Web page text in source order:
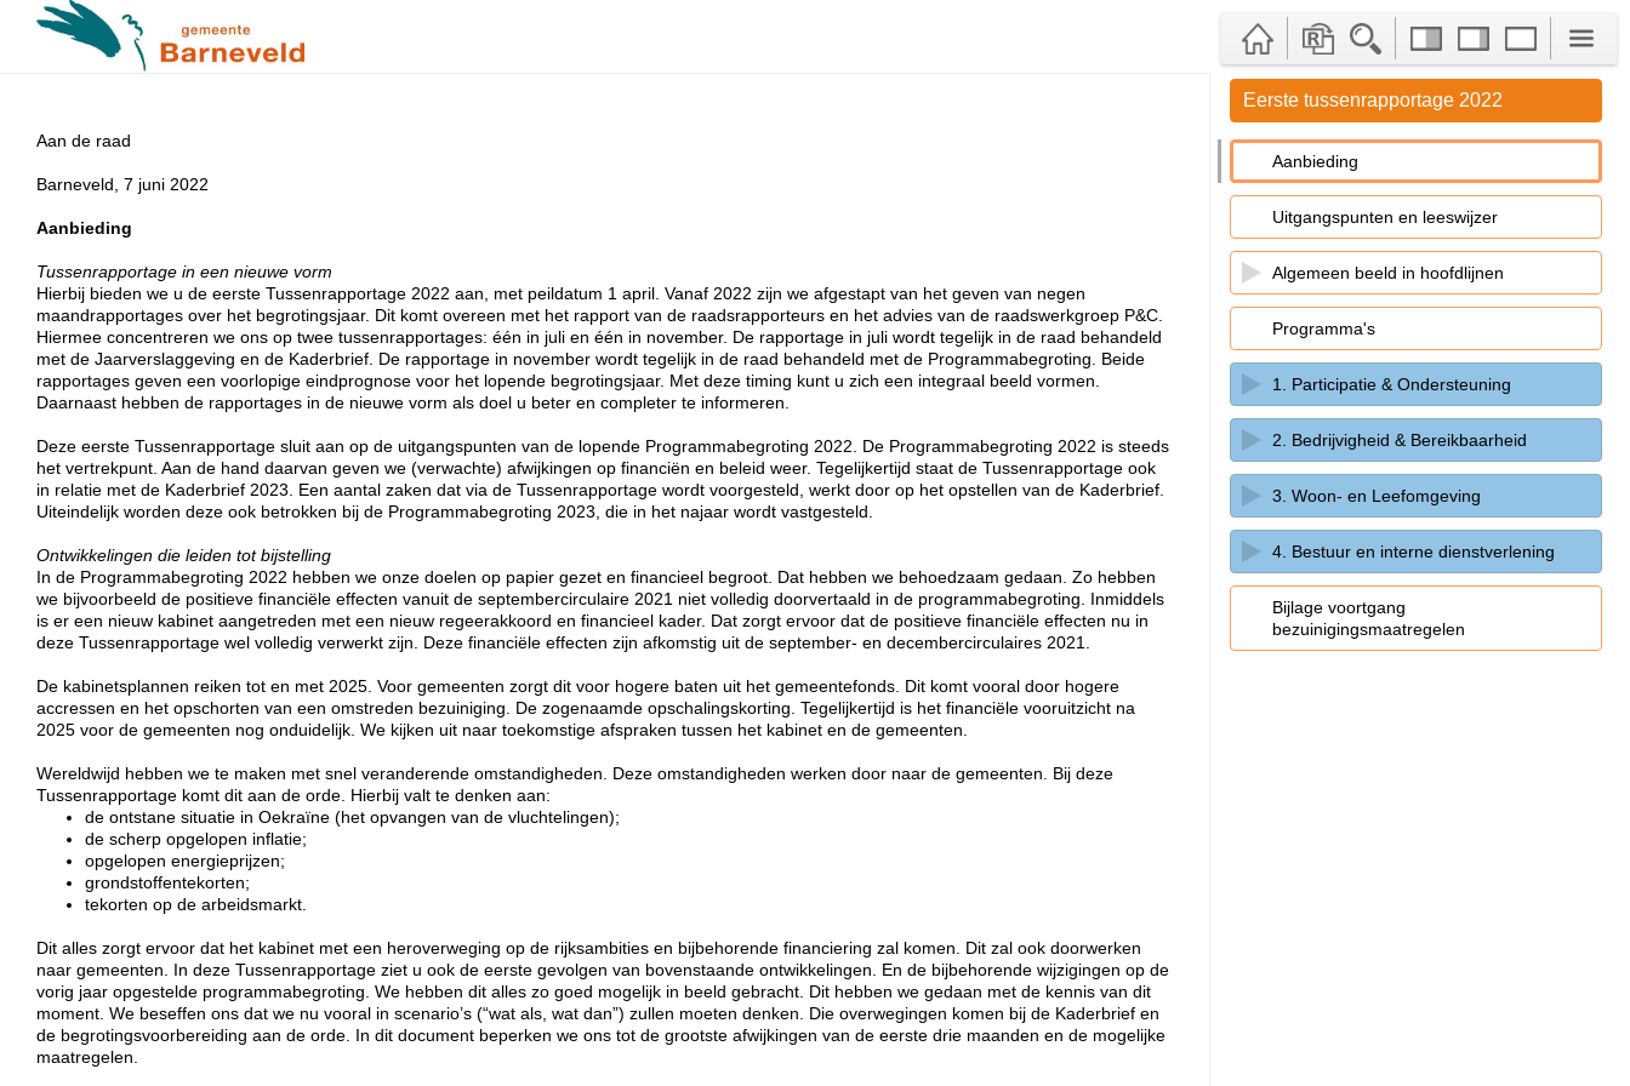
Aan de raad
Barneveld, 7 juni 2022
Aanbieding
Tussenrapportage in een nieuwe vorm
Hierbij bieden we u de eerste Tussenrapportage 2022 aan, met peildatum 1 april. Vanaf 2022 zijn we afgestapt van het geven van negen
maandrapportages over het begrotingsjaar. Dit komt overeen met het rapport van de raadsrapporteurs en het advies van de raadswerkgroep P&C.
Hiermee concentreren we ons op twee tussenrapportages: één in juli en één in november. De rapportage in juli wordt tegelijk in de raad behandeld
met de Jaarverslaggeving en de Kaderbrief. De rapportage in november wordt tegelijk in de raad behandeld met de Programmabegroting. Beide
rapportages geven een voorlopige eindprognose voor het lopende begrotingsjaar. Met deze timing kunt u zich een integraal beeld vormen.
Daarnaast hebben de rapportages in de nieuwe vorm als doel u beter en completer te informeren.
Deze eerste Tussenrapportage sluit aan op de uitgangspunten van de lopende Programmabegroting 2022. De Programmabegroting 2022 is steeds
het vertrekpunt. Aan de hand daarvan geven we (verwachte) afwijkingen op financiën en beleid weer. Tegelijkertijd staat de Tussenrapportage ook
in relatie met de Kaderbrief 2023. Een aantal zaken dat via de Tussenrapportage wordt voorgesteld, werkt door op het opstellen van de Kaderbrief.
Uiteindelijk worden deze ook betrokken bij de Programmabegroting 2023, die in het najaar wordt vastgesteld.
Ontwikkelingen die leiden tot bijstelling
In de Programmabegroting 2022 hebben we onze doelen op papier gezet en financieel begroot. Dat hebben we behoedzaam gedaan. Zo hebben
we bijvoorbeeld de positieve financiële effecten vanuit de septembercirculaire 2021 niet volledig doorvertaald in de programmabegroting. Inmiddels
is er een nieuw kabinet aangetreden met een nieuw regeerakkoord en financieel kader. Dat zorgt ervoor dat de positieve financiële effecten nu in
deze Tussenrapportage wel volledig verwerkt zijn. Deze financiële effecten zijn afkomstig uit de september- en decembercirculaires 2021.
De kabinetsplannen reiken tot en met 2025. Voor gemeenten zorgt dit voor hogere baten uit het gemeentefonds. Dit komt vooral door hogere
accressen en het opschorten van een omstreden bezuiniging. De zogenaamde opschalingskorting. Tegelijkertijd is het financiële vooruitzicht na
2025 voor de gemeenten nog onduidelijk. We kijken uit naar toekomstige afspraken tussen het kabinet en de gemeenten.
Wereldwijd hebben we te maken met snel veranderende omstandigheden. Deze omstandigheden werken door naar de gemeenten. Bij deze
Tussenrapportage komt dit aan de orde. Hierbij valt te denken aan:
de ontstane situatie in Oekraïne (het opvangen van de vluchtelingen);
de scherp opgelopen inflatie;
opgelopen energieprijzen;
grondstoffentekorten;
tekorten op de arbeidsmarkt.
Dit alles zorgt ervoor dat het kabinet met een heroverweging op de rijksambities en bijbehorende financiering zal komen. Dit zal ook doorwerken
naar gemeenten. In deze Tussenrapportage ziet u ook de eerste gevolgen van bovenstaande ontwikkelingen. En de bijbehorende wijzigingen op de
vorig jaar opgestelde programmabegroting. We hebben dit alles zo goed mogelijk in beeld gebracht. Dit hebben we gedaan met de kennis van dit
moment. We beseffen ons dat we nu vooral in scenario’s (“wat als, wat dan”) zullen moeten denken. Die overwegingen komen bij de Kaderbrief en
de begrotingsvoorbereiding aan de orde. In dit document beperken we ons tot de grootste afwijkingen van de eerste drie maanden en de mogelijke
maatregelen.
Eerste tussenrapportage 2022
Aanbieding
Uitgangspunten en leeswijzer
Algemeen beeld in hoofdlijnen
Programma's
1. Participatie & Ondersteuning
2. Bedrijvigheid & Bereikbaarheid
3. Woon- en Leefomgeving
4. Bestuur en interne dienstverlening
Bijlage voortgang
bezuinigingsmaatregelen